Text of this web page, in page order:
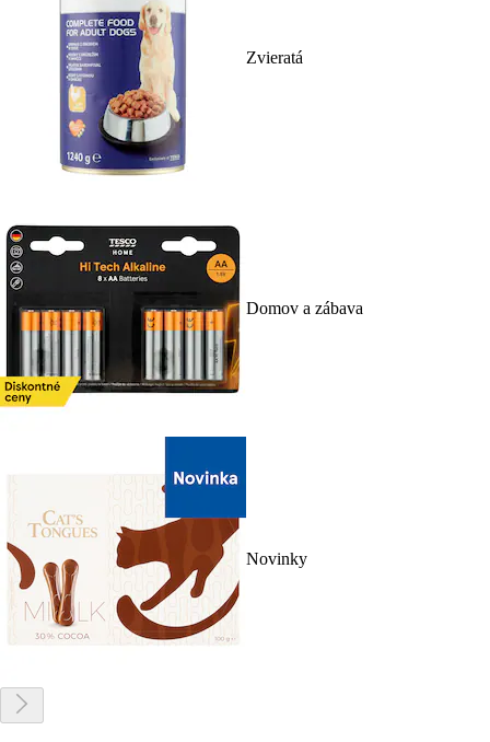
Zvieratá
Domov a zábava
Novinky